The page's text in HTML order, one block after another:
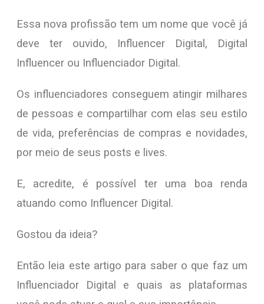
Essa nova profissão tem um nome que você já
deve ter ouvido, Influencer Digital, Digital
Influencer ou Influenciador Digital.
Os influenciadores conseguem atingir milhares
de pessoas e compartilhar com elas seu estilo
de vida, preferências de compras e novidades,
por meio de seus posts e lives.
E, acredite, é possível ter uma boa renda
atuando como Influencer Digital.
Gostou da ideia?
Então leia este artigo para saber o que faz um
Influenciador Digital e quais as plataformas